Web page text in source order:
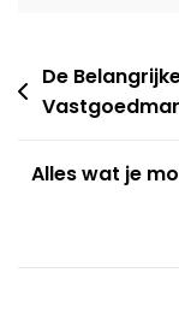
De
Alles wat je